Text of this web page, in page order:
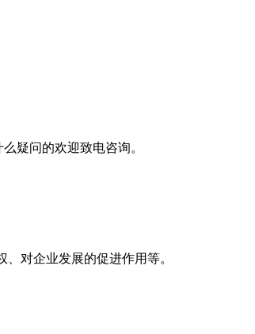
疑问的欢迎致电咨询。
对企业发展的促进作用等。